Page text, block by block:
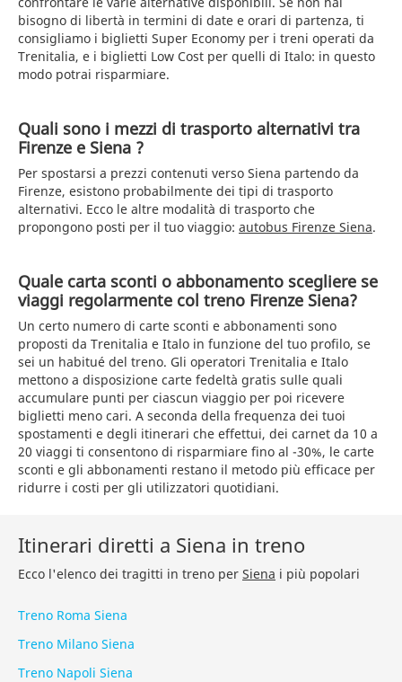
bisogno di libertà in termini di date e orari di partenza, ti
consigliamo i biglietti Super Economy per i treni operati da
Trenitalia, e i biglietti Low Cost per quelli di Italo: in questo
modo potrai risparmiare.
Quali sono i mezzi di trasporto alternativi tra
Firenze e Siena ?
Per spostarsi a prezzi contenuti verso Siena partendo da
Firenze, esistono probabilmente dei tipi di trasporto
alternativi. Ecco le altre modalità di trasporto che
propongono posti per il tuo viaggio: autobus Firenze Siena.
Quale carta sconti o abbonamento scegliere se
viaggi regolarmente col treno Firenze Siena?
Un certo numero di carte sconti e abbonamenti sono
proposti da Trenitalia e Italo in funzione del tuo profilo, se
sei un habitué del treno. Gli operatori Trenitalia e Italo
mettono a disposizione carte fedeltà gratis sulle quali
accumulare punti per ciascun viaggio per poi ricevere
biglietti meno cari. A seconda della frequenza dei tuoi
spostamenti e degli itinerari che effettui, dei carnet da 10 a
20 viaggi ti consentono di risparmiare fino al -30%, le carte
sconti e gli abbonamenti restano il metodo più efficace per
ridurre i costi per gli utilizzatori quotidiani.
Itinerari diretti a Siena in treno
Ecco l'elenco dei tragitti in treno per Siena i più popolari
Treno Roma Siena
Treno Milano Siena
Treno Napoli Siena